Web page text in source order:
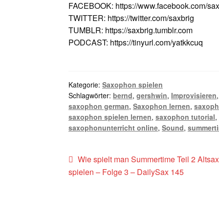
FACEBOOK: https://www.facebook.com/
TWITTER: https://twitter.com/saxbrig
TUMBLR: https://saxbrig.tumblr.com
PODCAST: https://tinyurl.com/yatkkcuq
Kategorie:Saxophon spielen
Schlagwörter:bernd,gershwin, Improvisieren
saxophon german,Saxophon lernen,
saxophon spielen lernen,saxophon tutorial,
saxophonunterricht online,Sound,
Beitragsnavigation
Vorheriger
Beitrag:
Wie spielt man Summertime Teil 2
spielen – Folge 3 – DailySax 145